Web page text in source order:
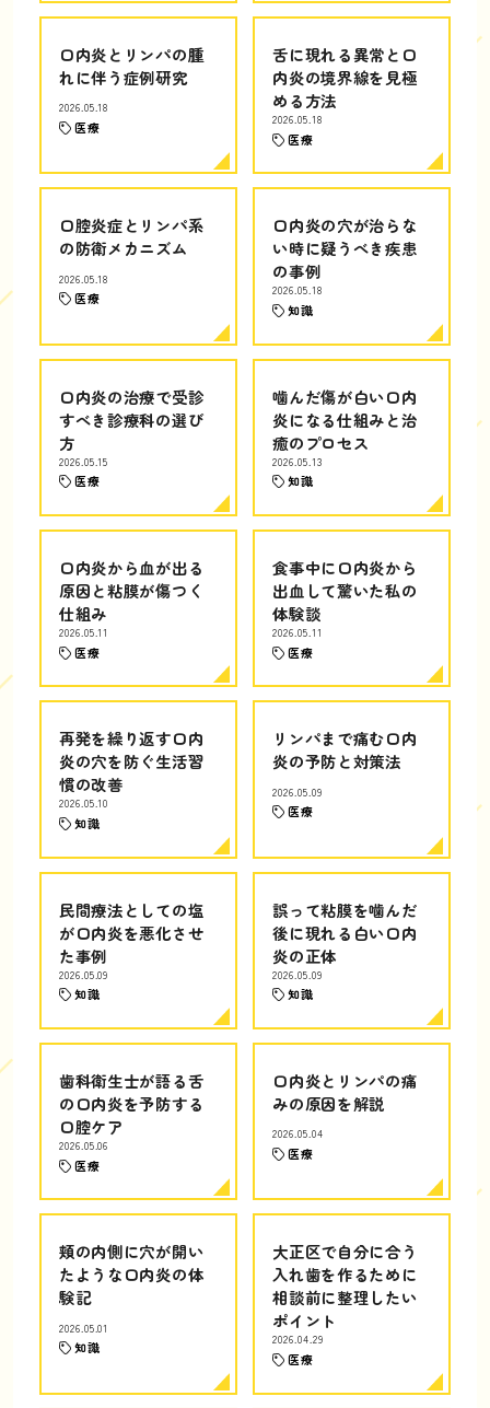
口内炎とリンパの腫
れに伴う症例研究
2026.05.18
医療
舌に現れる異常と口
内炎の境界線を見極
める方法
2026.05.18
医療
口腔炎症とリンパ系
の防衛メカニズム
2026.05.18
医療
口内炎の穴が治らな
い時に疑うべき疾患
の事例
2026.05.18
知識
口内炎の治療で受診
すべき診療科の選び
方
2026.05.15
医療
噛んだ傷が白い口内
炎になる仕組みと治
癒のプロセス
2026.05.13
知識
口内炎から血が出る
原因と粘膜が傷つく
仕組み
2026.05.11
医療
食事中に口内炎から
出血して驚いた私の
体験談
2026.05.11
医療
再発を繰り返す口内
炎の穴を防ぐ生活習
慣の改善
2026.05.10
知識
リンパまで痛む口内
炎の予防と対策法
2026.05.09
医療
民間療法としての塩
が口内炎を悪化させ
た事例
2026.05.09
知識
誤って粘膜を噛んだ
後に現れる白い口内
炎の正体
2026.05.09
知識
歯科衛生士が語る舌
の口内炎を予防する
口腔ケア
2026.05.06
医療
口内炎とリンパの痛
みの原因を解説
2026.05.04
医療
頬の内側に穴が開い
たような口内炎の体
験記
2026.05.01
知識
大正区で自分に合う
入れ歯を作るために
相談前に整理したい
ポイント
2026.04.29
医療